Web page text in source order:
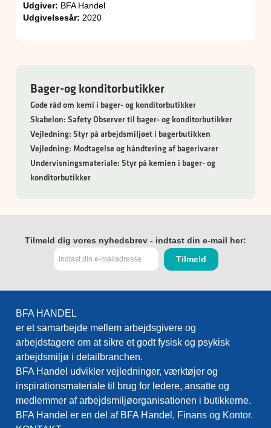
Bager-og konditorbutikker
Gode råd om kemi i bager- og konditorbutikker
Skabelon: Safety Observer til bager- og konditorbutikker
Vejledning: Styr på arbejdsmiljøet i bagerbutikken
Vejledning: Modtagelse og håndtering af bagerivarer
Undervisningsmateriale: Styr på kemien i bager- og
konditorbutikker
Udgiver: BFA Handel
Udgivelsesår: 2020
Tilmeld dig vores nyhedsbrev - indtast din e-mail her:
BFA HANDEL
er et samarbejde mellem arbejdsgivere og
arbejdstagere om at sikre et godt fysisk og psykisk
arbejdsmiljø i detailbranchen.
BFA Handel udvikler vejledninger, værktøjer og
inspirationsmateriale til brug for ledere, ansatte og
medlemmer af arbejdsmiljøorganisationen i butikkerne.
BFA Handel er en del af BFA Handel, Finans og Kontor.